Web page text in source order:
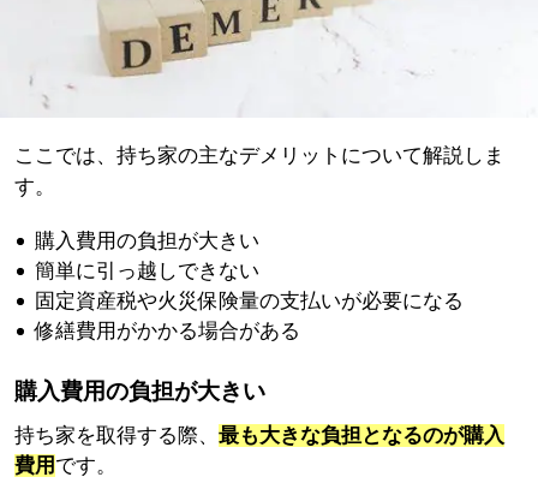
ここでは、持ち家の主なデメリットについて解説しま
す。
購入費用の負担が大きい
簡単に引っ越しできない
固定資産税や火災保険量の支払いが必要になる
修繕費用がかかる場合がある
購入費用の負担が大きい
持ち家を取得する際、 最も大きな負担となるのが購入
費用 です。